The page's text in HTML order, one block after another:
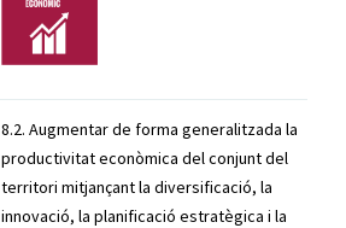
8.2. Augmentar de forma generalitzada la
productivitat econòmica del conjunt del
territori mitjançant la diversificació, la
innovació, la planificació estratègica i la